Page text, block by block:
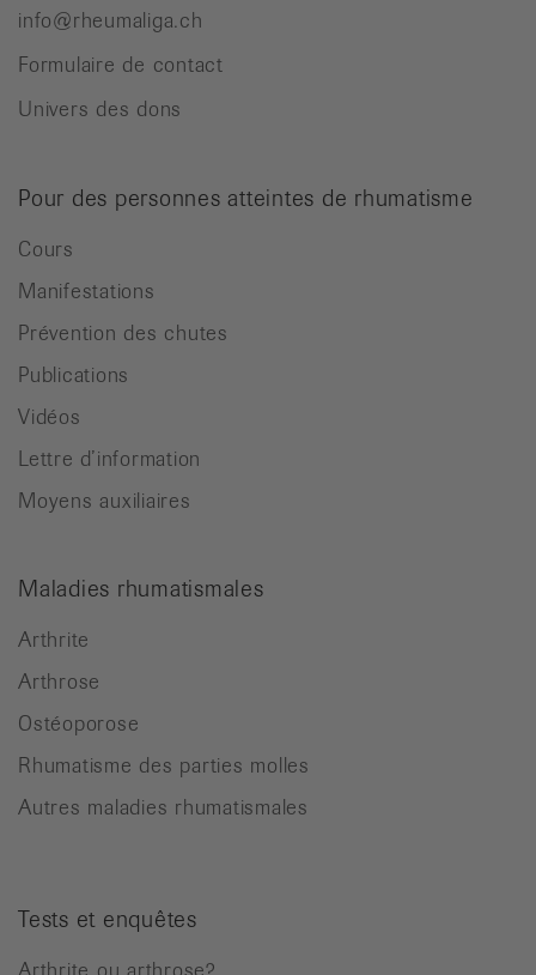
info@rheumaliga.ch
Formulaire de contact
Univers des dons
Pour des personnes atteintes de rhumatisme
Cours
Manifestations
Prévention des chutes
Publications
Vidéos
Lettre d’information
Moyens auxiliaires
Maladies rhumatismales
Arthrite
Arthrose
Ostéoporose
Rhumatisme des parties molles
Autres maladies rhumatismales
Tests et enquêtes